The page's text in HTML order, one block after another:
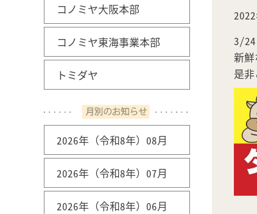
コノミヤ大阪本部
コノミヤ東海事業本部
トミダヤ
2026年（令和8年）08月
2026年（令和8年）07月
2026年（令和8年）06月
3/24
新
是